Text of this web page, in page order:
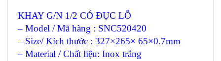
KHAY G/N 1/2 CÓ ĐỤC LỖ
– Model / Mã hàng : SNC520420
– Size/ Kích thước : 327×265× 65×0.7mm
– Material / Chất liệu: Inox trắng